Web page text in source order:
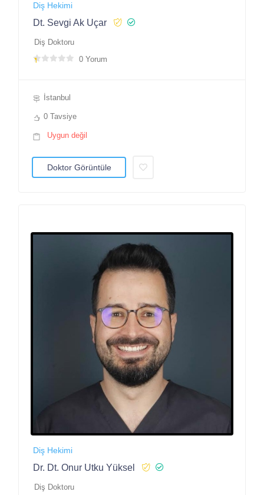
Diş Hekimi
Dt. Sevgi Ak Uçar
Diş Doktoru
0 Yorum
İstanbul
0 Tavsiye
Uygun değil
Doktor Görüntüle
Diş Hekimi
Dr. Dt. Onur Utku Yüksel
Diş Doktoru